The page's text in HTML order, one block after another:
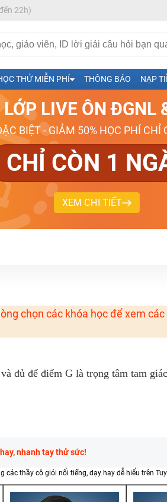
22h)
THỬ MIỄN PHÍ THÔNG BÁO NẠP
LIVE ÔN ĐGNL
BIỆT - GIẢM 50% HỌC PHÍ CHỈ
CHỈ CÒN 1
XEM CHI TIẾT
cùng Thầy Cô giỏi, nổi tiếng
nổi tiếng
chọn các khóa học để xem
đủ để điểm G là trọng tâm tam
nhanh tay thử sức!
các thầy cô giỏi nổi tiếng, dạy hay dễ hiểu trên